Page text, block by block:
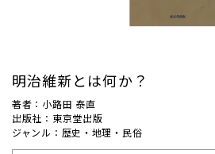
明治維新とは何か？
著者：小路田 泰直
出版社：東京堂出版
ジャンル：歴史・地理・民俗